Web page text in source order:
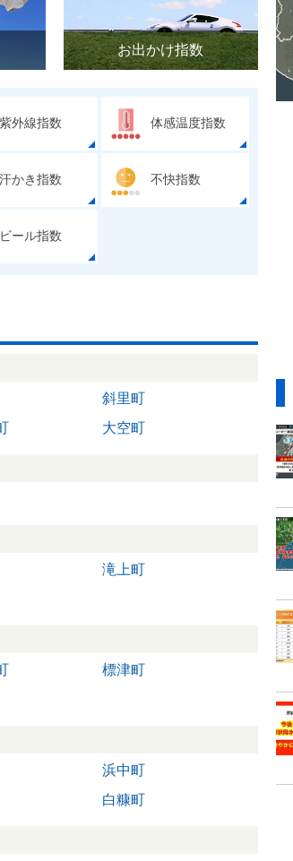
お出かけ指数
紫外線指数 体感温度指数
汗かき指数 不快指数
ビール指数
斜里町
大空町
滝上町
標津町
浜中町
白糠町